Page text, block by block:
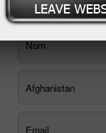
Afghanistan